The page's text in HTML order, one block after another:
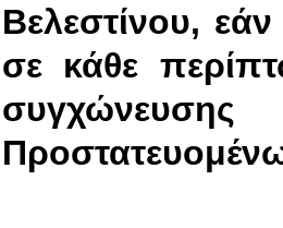
Βελεστίνου,
σε κάθε
συγχώνευσης